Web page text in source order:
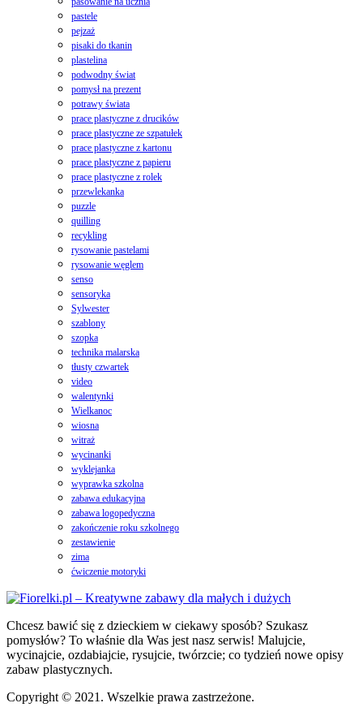
pastele
pejzaż
pisaki do tkanin
plastelina
podwodny świat
pomysł na prezent
potrawy świata
prace plastyczne z drucików
prace plastyczne ze szpatułek
prace plastyczne z kartonu
prace plastyczne z papieru
prace plastyczne z rolek
przewlekanka
puzzle
quilling
recykling
rysowanie pastelami
rysowanie węglem
senso
sensoryka
Sylwester
szablony
szopka
technika malarska
tłusty czwartek
video
walentynki
Wielkanoc
wiosna
witraż
wycinanki
wyklejanka
wyprawka szkolna
zabawa edukacyjna
zabawa logopedyczna
zakończenie roku szkolnego
zestawienie
zima
ćwiczenie motoryki
Chcesz bawić się z dzieckiem w ciekawy sposób? Szukasz
pomysłów? To właśnie dla Was jest nasz serwis! Malujcie,
wycinajcie, ozdabiajcie, rysujcie, twórzcie; co tydzień nowe opisy
zabaw plastycznych.
Copyright © 2021. Wszelkie prawa zastrzeżone.